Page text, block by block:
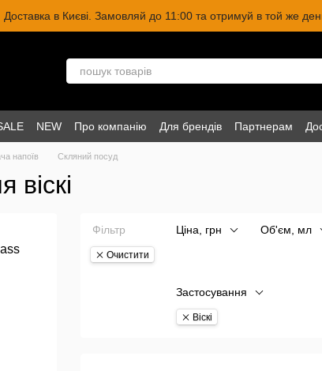
Доставка в Києві. Замовляй до 11:00 та отримуй в той же
NEW Про компанію Для брендів Партнерам
напоїв Скляний посуд
віскі
Фільтр
Очистити
Ціна, грн Об'єм, мл
Застосування
Віскі